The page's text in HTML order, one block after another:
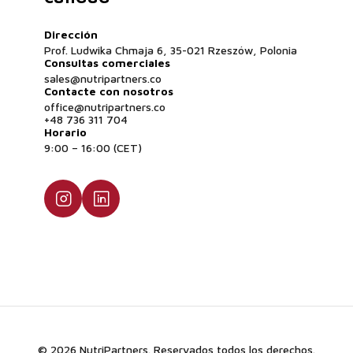
Dirección
Prof. Ludwika Chmaja 6, 35-021 Rzeszów, Polonia
Consultas comerciales
sales@nutripartners.co
Contacte con nosotros
office@nutripartners.co
+48 736 311 704
Horario
9:00 – 16:00 (CET)
© 2026 NutriPartners. Reservados todos los derechos.